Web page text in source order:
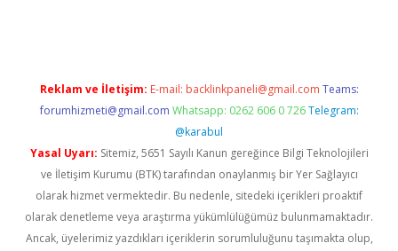
Reklam ve İletişim: E-mail: backlinkpaneli@gmail.com Teams:
forumhizmeti@gmail.com Whatsapp: 0262 606 0 726 Telegram:
@karabul
Yasal Uyarı: Sitemiz, 5651 Sayılı Kanun gereğince Bilgi Teknolojileri
ve İletişim Kurumu (BTK) tarafından onaylanmış bir Yer Sağlayıcı
olarak hizmet vermektedir. Bu nedenle, sitedeki içerikleri proaktif
olarak denetleme veya araştırma yükümlülüğümüz bulunmamaktadır.
Ancak, üyelerimiz yazdıkları içeriklerin sorumluluğunu taşımakta olup,